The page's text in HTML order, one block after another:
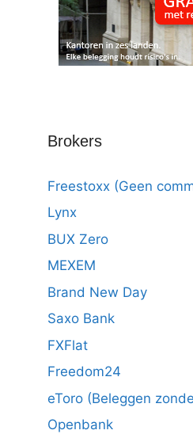
Brokers
Freestoxx (Geen
Lynx
BUX Zero
MEXEM
Brand New Day
Saxo Bank
FXFlat
Freedom24
eToro (Beleggen
Openbank